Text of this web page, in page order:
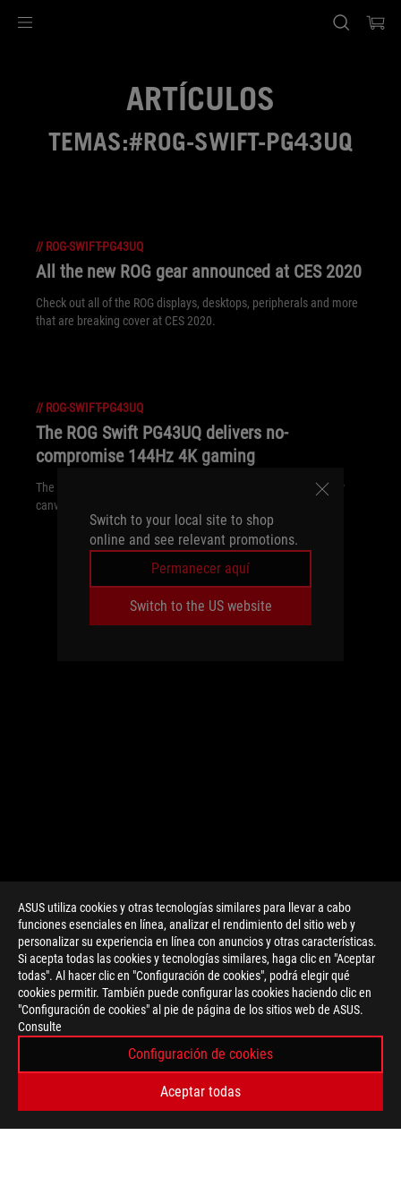
ASUS utiliza cookies y otras tecnologías similares para llevar a cabo
funciones esenciales en línea, analizar el rendimiento del sitio web y
personalizar su experiencia en línea con anuncios y otras características.
Si acepta todas las cookies y tecnologías similares, haga clic en "Aceptar
todas". Al hacer clic en "Configuración de cookies", podrá elegir qué
cookies permitir. También puede configurar las cookies haciendo clic en
"Configuración de cookies" al pie de página de los sitios web de ASUS.
Consulte
Configuración de cookies
Aceptar todas
Switch to your local site to shop
online and see relevant promotions.
Permanecer aquí
Switch to the US website
ARTÍCULOS
TEMAS:#ROG-SWIFT-PG43UQ
// ROG-SWIFT-PG43UQ
All the new ROG gear announced at CES 2020
Check out all of the ROG displays, desktops, peripherals and more
that are breaking cover at CES 2020.
// ROG-SWIFT-PG43UQ
The ROG Swift PG43UQ delivers no-
compromise 144Hz 4K gaming
The ROG Swift PG43UQ puts 4K HDR gaming on a massive new
canvas.
> GAMING ROG SWIFT PG43UQ
OBTÉN LAS ÚLTIMAS OFERTAS Y MÁS